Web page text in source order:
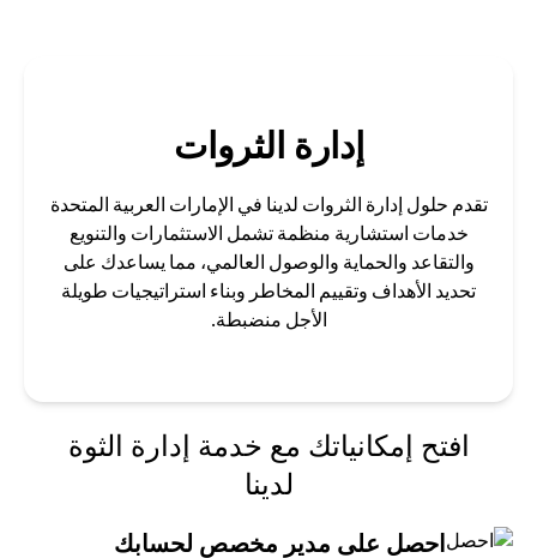
إدارة الثروات
تقدم حلول إدارة الثروات لدينا في الإمارات العربية المتحدة
خدمات استشارية منظمة تشمل الاستثمارات والتنويع
والتقاعد والحماية والوصول العالمي، مما يساعدك على
تحديد الأهداف وتقييم المخاطر وبناء استراتيجيات طويلة
الأجل منضبطة.
افتح إمكانياتك مع خدمة إدارة الثوة
لدينا
احصل على مدير مخصص لحسابك